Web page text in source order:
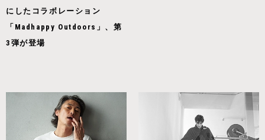
にしたコラボレーション
「Madhappy Outdoors」、第
3弾が登場